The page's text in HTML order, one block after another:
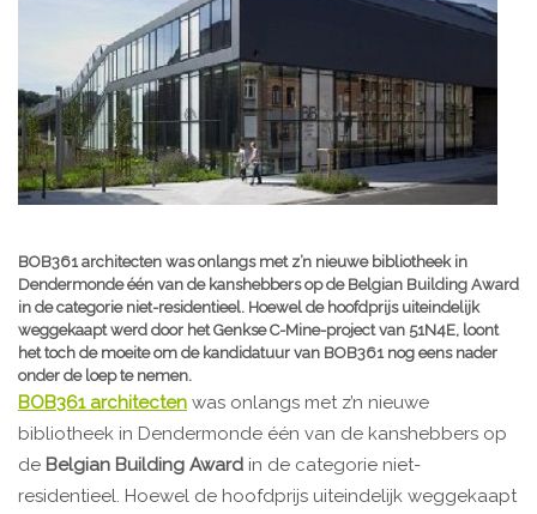
BOB361 architecten was onlangs met z’n nieuwe bibliotheek in
Dendermonde één van de kanshebbers op de Belgian Building Award
in de categorie niet-residentieel. Hoewel de hoofdprijs uiteindelijk
weggekaapt werd door het Genkse C-Mine-project van 51N4E, loont
het toch de moeite om de kandidatuur van BOB361 nog eens nader
onder de loep te nemen.
BOB361 architecten was onlangs met z’n nieuwe
bibliotheek in Dendermonde één van de kanshebbers op
de Belgian Building Award in de categorie niet-
residentieel. Hoewel de hoofdprijs uiteindelijk weggekaapt